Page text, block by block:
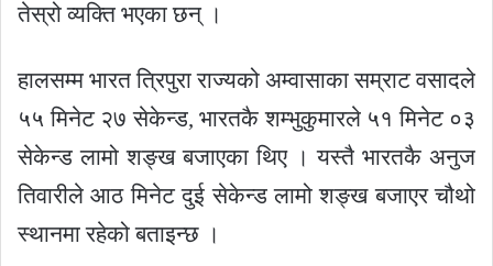
तेस्रो व्यक्ति भएका छन् ।
हालसम्म भारत त्रिपुरा राज्यको अम्वासाका सम्राट वसादले
५५ मिनेट २७ सेकेन्ड, भारतकै शम्भुकुमारले ५१ मिनेट ०३
सेकेन्ड लामो शङ्ख बजाएका थिए । यस्तै भारतकै अनुज
तिवारीले आठ मिनेट दुई सेकेन्ड लामो शङ्ख बजाएर चौथो
स्थानमा रहेको बताइन्छ ।